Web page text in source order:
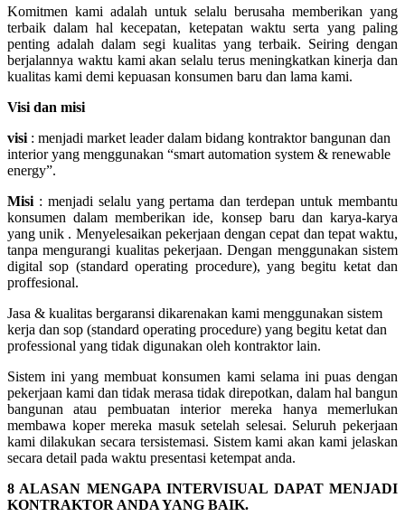
Komitmen kami adalah untuk selalu berusaha memberikan yang
terbaik dalam hal kecepatan, ketepatan waktu serta yang paling
penting adalah dalam segi kualitas yang terbaik. Seiring dengan
berjalannya waktu kami akan selalu terus meningkatkan kinerja dan
kualitas kami demi kepuasan konsumen baru dan lama kami.
Visi dan misi
visi : menjadi market leader dalam bidang kontraktor bangunan dan
interior yang menggunakan “smart automation system & renewable
energy”.
Misi : menjadi selalu yang pertama dan terdepan untuk membantu
konsumen dalam memberikan ide, konsep baru dan karya-karya
yang unik . Menyelesaikan pekerjaan dengan cepat dan tepat waktu,
tanpa mengurangi kualitas pekerjaan. Dengan menggunakan sistem
digital sop (standard operating procedure), yang begitu ketat dan
proffesional.
Jasa & kualitas bergaransi dikarenakan kami menggunakan sistem
kerja dan sop (standard operating procedure) yang begitu ketat dan
professional yang tidak digunakan oleh kontraktor lain.
Sistem ini yang membuat konsumen kami selama ini puas dengan
pekerjaan kami dan tidak merasa tidak direpotkan, dalam hal bangun
bangunan atau pembuatan interior mereka hanya memerlukan
membawa koper mereka masuk setelah selesai. Seluruh pekerjaan
kami dilakukan secara tersistemasi. Sistem kami akan kami jelaskan
secara detail pada waktu presentasi ketempat anda.
8 ALASAN MENGAPA INTERVISUAL DAPAT MENJADI
KONTRAKTOR ANDA YANG BAIK.